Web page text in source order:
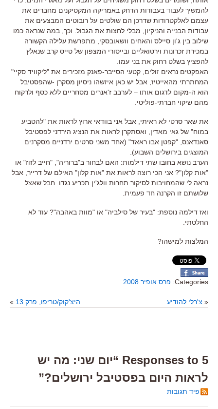
להמשיך לעבוד בעבודות הדחק באמריקה המקסיקנים מחברים את
עצמם לאלקטרודות שדרכן הם שולטים על רובוטים המבצעים את
עבודות הבנייה והניקיון, מבלי לחצות את הגבול. וכך, במה שנראה כמו
שילוב בין ג'ון סיילס והאחים וושאובסקי, מתפרשת עלילה הקשורה
במכירת זכרונות וירטואליים ובייסורי המצפון של טייס קרב שנאלץ
להפציץ בשלט רחוק את בני עמו.
האפקטים נראים זולים, קטעי הסייבר-פאנק מזכירים את "ליקוויד סקיי"
המחתרתי מהאייטיז, אבל יש כאן איזשהו ניסיון מסקרן -שהפסטיבל
הוא ה-מקום לדגום אותו – לערבב ז'אנרים מסחריים ללא כסף ולרקוח
מהם שיקוי חברתי-פוליטי.
את שאר סרטי לא ראיתי, אבל אני בוודאי ארוץ לראות את "להטביע
במוח" של גאי מאדין, ואסתקרן לראות את הנציג הירדני לפסטיבל
סאנדאנס, "קפטן אבו ראאד" (אחד משני סרטים ירדניים מסקרנים
המוצגים בירושלים השבוע).
הערב נושא בחובו שתי דילמות: האם לבחור ב"ברוריה", "חייב לזוז" או
"אות קלון"? אני הכי רוצה לראות את "אות קלון" האילם של דרייר, אבל
נראה לי שהמחויבות לסיקור תחרות וולג'ין תכריע נגדו. חבל שאצל
שלושתם זו הקרנה חד פעמית.
ואז דילמה נוספת: "בעיר של סילביה" או "מוות באהבה"? עוד לא
החלטתי.
המלצות למישהו?
Categories: פרס אופיר 2008
« צ'רלי להודיע היצ'קוק/טריפו, פרק 13 »
5 Responses to “יום שני: מה יש
לראות היום בפסטיבל ירושלים?”
פיד תגובות